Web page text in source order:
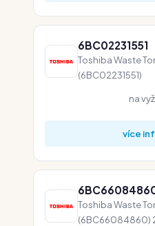
6BC02231551
Toshiba Waste
(6BC02231551)
na
více
Toshiba Waste
(6BC66084860)